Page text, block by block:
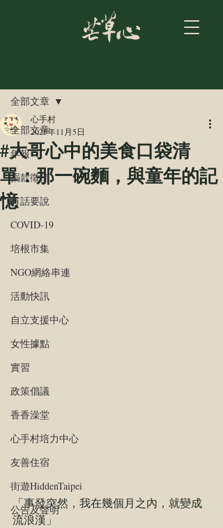
全部文章
年報
捐款徵信
有話要說
COVID-19
培根市集
NGO網絡串連
活動快訊
自立支援中心
女性據點
實習
政策倡議
香香澡堂
心手村培力中心
友善住宿
街遊HiddenTaipei
公告及聲明
全部文章
#大哥心中的美食口袋清
單：那一碗麵，與童年的記
憶
心手村
2025年11月5日
「事發突然，我在幾個⽉之內，就變成
流浪漢」